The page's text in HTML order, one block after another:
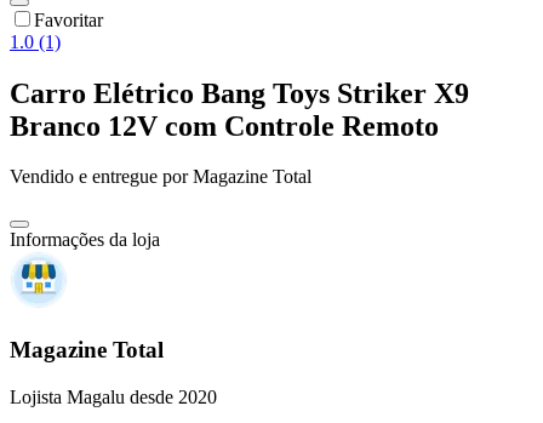
Favoritar
1.0 (1)
Carro Elétrico Bang Toys Striker X9
Branco 12V com Controle Remoto
Vendido e entregue por Magazine Total
Informações da loja
Magazine Total
Lojista Magalu desde 2020